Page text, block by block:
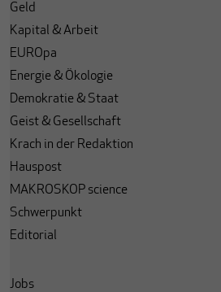
Geld
Kapital & Arbeit
EUROpa
Energie & Ökologie
Demokratie & Staat
Geist & Gesellschaft
Krach in der Redaktion
Hauspost
MAKROSKOP science
Schwerpunkt
Editorial
Jobs